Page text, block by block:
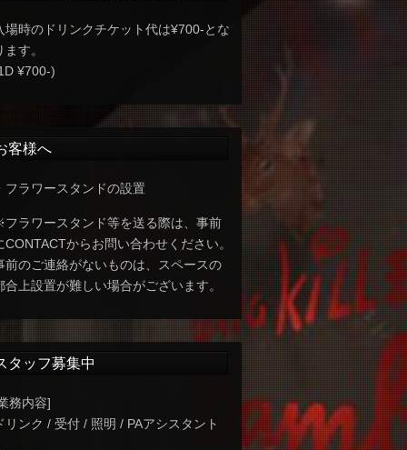
場時のドリンクチケット代は¥700-とな
ます。
¥700-)
客様へ
フラワースタンドの設置
ラワースタンド等を送る際は、事前
CONTACTからお問い合わせください。
前のご連絡がないものは、スペースの
合上設置が難しい場合がございます。
タッフ募集中
務内容]
リンク / 受付 / 照明 / PAアシスタント